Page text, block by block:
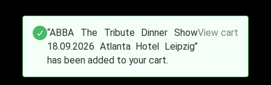
View cart
“ABBA The Tribute Dinner Show
18.09.2026 Atlanta Hotel Leipzig”
has been added to your cart.